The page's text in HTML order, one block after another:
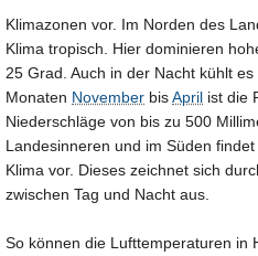
Klimazonen vor. Im Norden des
Klima tropisch. Hier dominieren
25 Grad. Auch in der Nacht kühlt
Monaten November bisApril ist die
Niederschläge von bis zu 500
Landesinneren und im Süden
Klima vor. Dieses zeichnet sich
zwischen Tag und Nacht aus.
So können die Lufttemperaturen in